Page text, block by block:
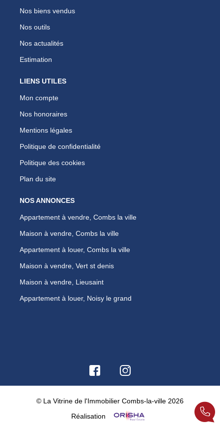
Nos biens vendus
Nos outils
Nos actualités
Estimation
LIENS UTILES
Mon compte
Nos honoraires
Mentions légales
Politique de confidentialité
Politique des cookies
Plan du site
NOS ANNONCES
Appartement à vendre, Combs la ville
Maison à vendre, Combs la ville
Appartement à louer, Combs la ville
Maison à vendre, Vert st denis
Maison à vendre, Lieusaint
Appartement à louer, Noisy le grand
© La Vitrine de l'Immobilier Combs-la-ville 2026
Réalisation